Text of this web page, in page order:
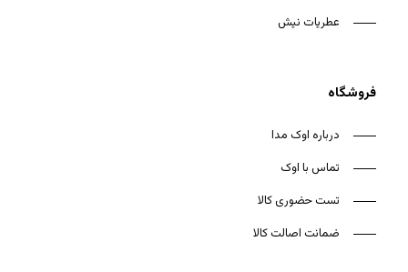
عطریات نیش
فروشگاه
درباره اوک مدا
تماس با اوک
تست حضوری کالا
ضمانت اصالت کالا